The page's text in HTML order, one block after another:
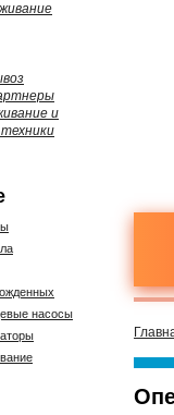
и
насосы